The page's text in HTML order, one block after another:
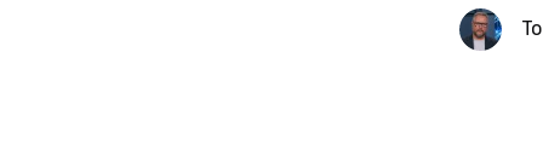
hiteli z